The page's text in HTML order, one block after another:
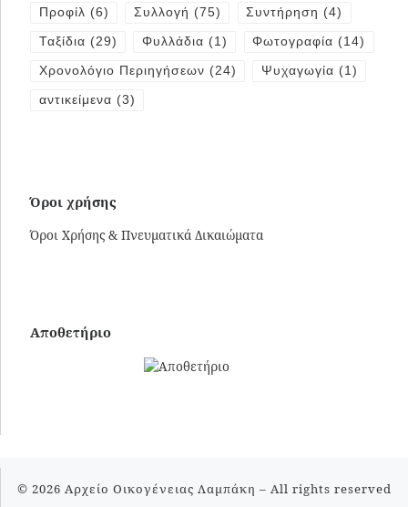
Προφίλ (6) Συλλογή (75) Συντήρηση (4)
Ταξίδια (29) Φυλλάδια (1) Φωτογραφία (14)
Χρονολόγιο Περιηγήσεων (24) Ψυχαγωγία (1)
αντικείμενα (3)
Όροι χρήσης
Όροι Χρήσης & Πνευματικά Δικαιώματα
Αποθετήριο
© 2026 Αρχείο Οικογένειας Λαμπάκη – All rights reserved